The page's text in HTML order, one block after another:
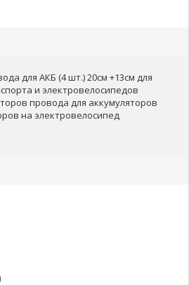
для АКБ (4 шт.) 20см +13см для
и электровелосипедов
провода для аккумуляторов
на электровелосипед